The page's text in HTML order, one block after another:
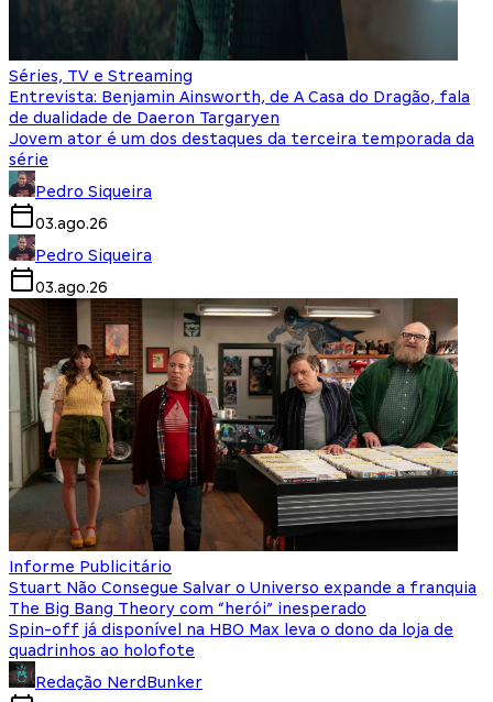
Séries, TV e Streaming
Entrevista: Benjamin Ainsworth, de A Casa do Dragão, fala
de dualidade de Daeron Targaryen
Jovem ator é um dos destaques da terceira temporada da
série
Pedro Siqueira
03.ago.26
Pedro Siqueira
03.ago.26
Informe Publicitário
Stuart Não Consegue Salvar o Universo expande a franquia
The Big Bang Theory com “herói” inesperado
Spin-off já disponível na HBO Max leva o dono da loja de
quadrinhos ao holofote
Redação NerdBunker